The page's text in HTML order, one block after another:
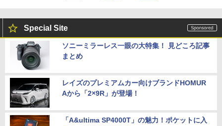
Special Site
ソニーミラーレス一眼の大特集！ 見どころ記事
まとめ
レイズのプレミアムカー向けブランドHOMUR
Aから「2×9R」が登場！
「A&ultima SP4000T」の魅力！ポケットに入